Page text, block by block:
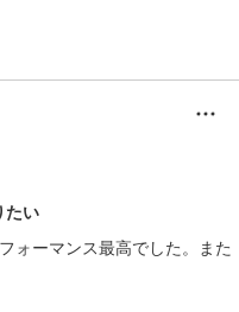
たい
ォーマンス最高でした。また